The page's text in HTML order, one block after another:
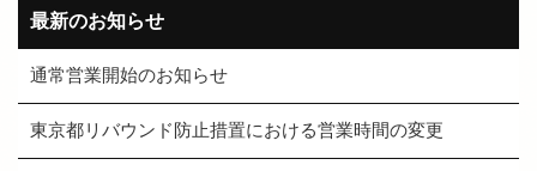
最新のお知らせ
通常営業開始のお知らせ
東京都リバウンド防止措置における営業時間の変更